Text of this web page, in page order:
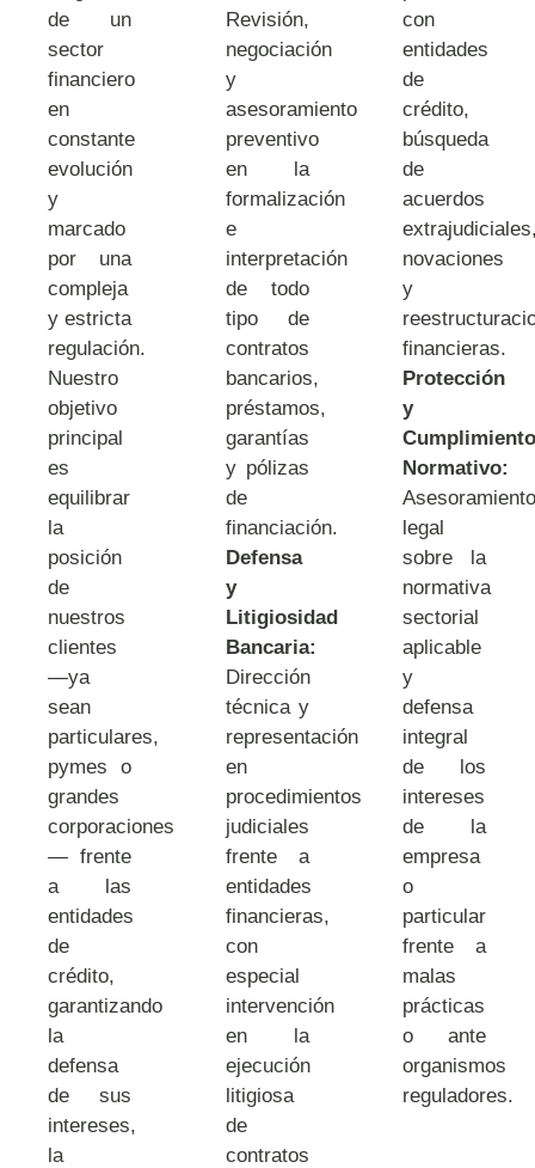
de un
sector
financiero
en
constante
evolución
y
marcado
por una
compleja
y estricta
regulación.
Nuestro
objetivo
principal
es
equilibrar
la
posición
de
nuestros
clientes
—ya
sean
particulares,
pymes o
grandes
corporaciones
— frente
a las
entidades
de
crédito,
garantizando
la
defensa
de sus
intereses,
la
Revisión,
negociación
y
asesoramiento
preventivo
en la
formalización
e
interpretación
de todo
tipo de
contratos
bancarios,
préstamos,
garantías
y pólizas
de
financiación.
Defensa
y
Litigiosidad
Bancaria:
Dirección
técnica y
representación
en
procedimientos
judiciales
frente a
entidades
financieras,
con
especial
intervención
en la
ejecución
litigiosa
de
contratos
con
entidades
de
crédito,
búsqueda
de
acuerdos
novaciones
y
financieras.
Protección
y
Normativo:
legal
sobre la
normativa
sectorial
aplicable
y
defensa
integral
de los
intereses
de la
empresa
o
particular
frente a
malas
prácticas
o ante
organismos
reguladores.